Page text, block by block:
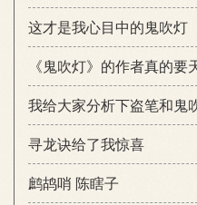
这才是我心目中的鬼吹灯
《鬼吹灯》的作者真的要
我给大家分析下盗笔和鬼
寻龙诀给了我惊喜
鹧鸪哨 陈瞎子